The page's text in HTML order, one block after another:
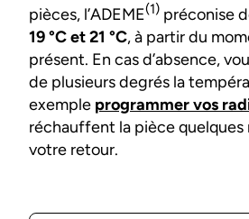
pièces, l’ADEME(1) préconise
19 °C et 21 °C, à partir du
présent. En cas d’absence,
de plusieurs degrés la
exemple programmer vos
réchauffent la pièce quelques
votre retour.